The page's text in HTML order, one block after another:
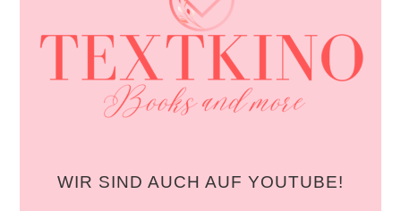
WIR SIND AUCH AUF YOUTUBE!